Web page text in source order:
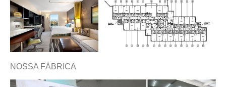
NOSSA FÁBRICA